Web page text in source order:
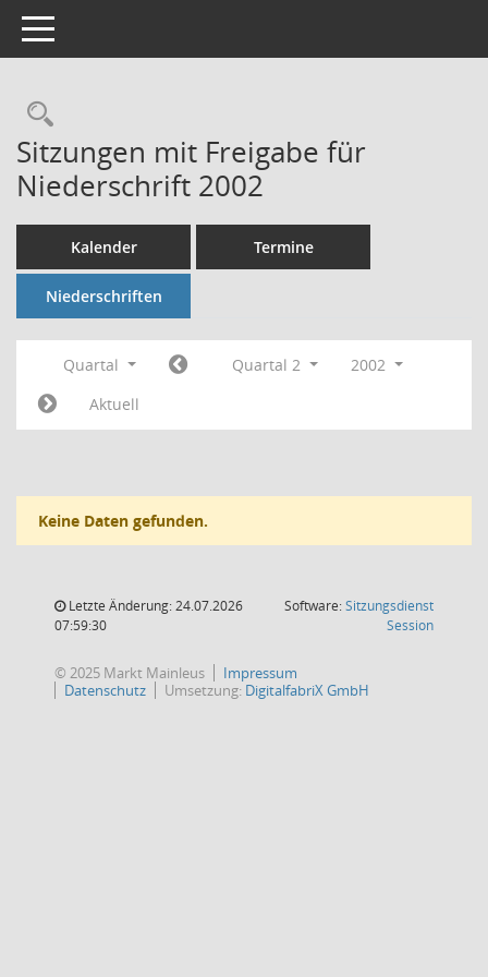
Toggle navigation
Rechercheauswahl
Sitzungen mit Freigabe für
Niederschrift 2002
Kalender Termine
Niederschriften
Quartal Quartal 2
2002
Aktuell
Keine Daten gefunden.
Letzte Änderung: 24.07.2026
07:59:30
Software:Sitzungsdienst
Session(Wird in
© 2025 Markt Mainleus
Impressum
Datenschutz
Umsetzung: DigitalfabriX GmbH